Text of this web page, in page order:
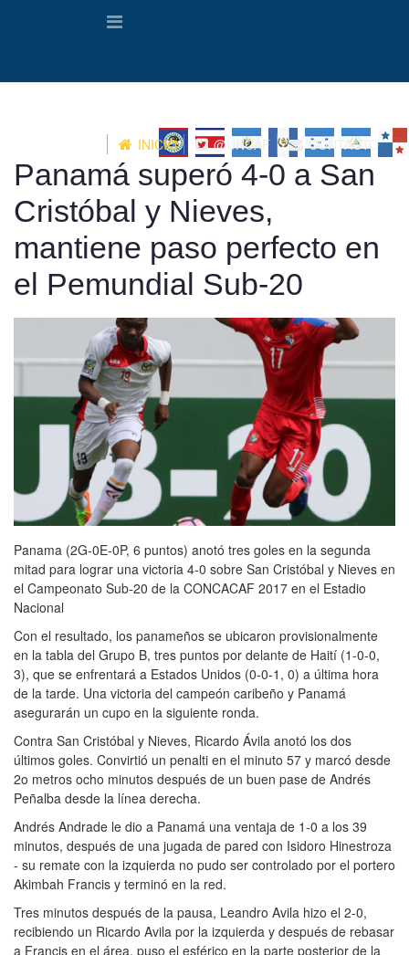
INICIO @UNCAF CONTACTO
Panamá superó 4-0 a San
Cristóbal y Nieves,
mantiene paso perfecto en
el Pemundial Sub-20
Panama (2G-0E-0P, 6 puntos) anotó tres goles en la segunda
mitad para lograr una victoria 4-0 sobre San Cristóbal y Nieves en
el Campeonato Sub-20 de la CONCACAF 2017 en el Estadio
Nacional
Con el resultado, los panameños se ubicaron provisionalmente
en la tabla del Grupo B, tres puntos por delante de Haití (1-0-0,
3), que se enfrentará a Estados Unidos (0-0-1, 0) a última hora
de la tarde. Una victoria del campeón caribeño y Panamá
asegurarán un cupo en la siguiente ronda.
Contra San Cristóbal y Nieves, Ricardo Ávila anotó los dos
últimos goles. Convirtió un penalti en el minuto 57 y marcó desde
2o metros ocho minutos después de un buen pase de Andrés
Peñalba desde la línea derecha.
Andrés Andrade le dio a Panamá una ventaja de 1-0 a los 39
minutos, después de una jugada de pared con Isidoro Hinestroza
- su remate con la izquierda no pudo ser controlado por el portero
Akimbah Francis y terminó en la red.
Tres minutos después de la pausa, Leandro Avila hizo el 2-0,
recibiendo un Ricardo Avila por la izquierda y después de rebasar
a Francis en el área, puso el esférico en la parte posterior de la